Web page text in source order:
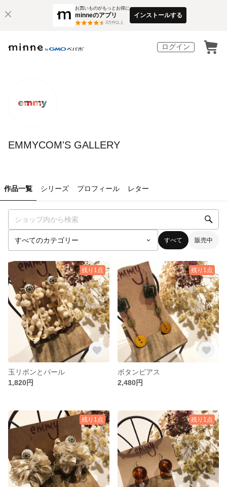
お買いものがもっとお得に
minneのアプリ
3万件以上
インストールする
ログイン
EMMYCOM'S GALLERY
作品一覧 シリーズ プロフィール レター
すべて 販売中
残り1点
玉リボンとパール
1,820円
残り1点
ボタンピアス
2,480円
残り1点 残り1点